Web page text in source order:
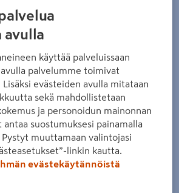
avulla
käyttää palveluissaan
palvelumme toimivat
evästeiden avulla mitataan
sekä mahdollistetaan
ja personoidun mainonnan
suostumuksesi painamalla
Pystyt muuttamaan valintojasi
linkin kautta.
evästekäytännöistä